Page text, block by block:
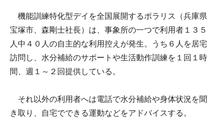
機能訓練特化型デイを全国展開するポラリス（兵庫県
宝塚市、森剛士社長）は、事象所の一つで利用者１３５
人中４０人の自主的な利用控えが発生。うち６人を居宅
訪問し、水分補給のサポートや生活動作訓練を１回１時
間、週１～２回提供している。
それ以外の利用者へは電話で水分補給や身体状況を聞
き取り、自宅でできる運動などをアドバイスする。